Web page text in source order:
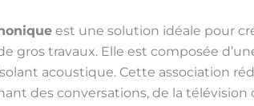
est une solution idéale pour
gros travaux. Elle est composée
acoustique. Cette association
des conversations, de la télévision